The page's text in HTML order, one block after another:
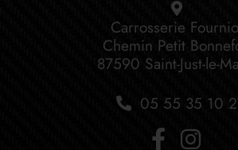
Carrosserie
Chemin Petit
87590 Saint-Just-le-
05 55 35 10